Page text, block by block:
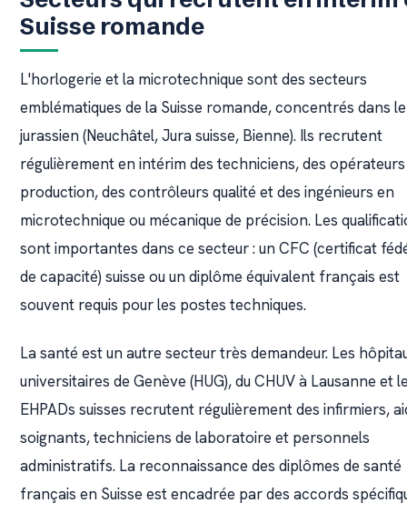
Suisse romande
L'horlogerie et la microtechnique sont des secteurs
emblématiques de la Suisse romande, concentrés dans
jurassien (Neuchâtel, Jura suisse, Bienne). Ils recrutent
régulièrement en intérim des techniciens, des
production, des contrôleurs qualité et des ingénieurs en
microtechnique ou mécanique de précision. Les
sont importantes dans ce secteur : un CFC (certificat
de capacité) suisse ou un diplôme équivalent français est
souvent requis pour les postes techniques.
La santé est un autre secteur très demandeur. Les
universitaires de Genève (HUG), du CHUV à Lausanne et
EHPADs suisses recrutent régulièrement des infirmiers,
soignants, techniciens de laboratoire et personnels
administratifs. La reconnaissance des diplômes de santé
français en Suisse est encadrée par des accords